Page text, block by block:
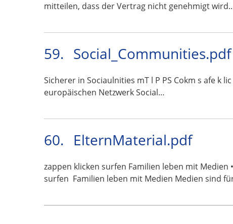
mitteilen, dass der Vertrag nicht genehmigt
59. Social_Communities.pdf
Sicherer in Sociaulnities mT l P PS Cokm s afe
europäischen Netzwerk Social…
60. ElternMaterial.pdf
zappen klicken surfen Familien leben mit Medien
surfen  Familien leben mit Medien Medien sind